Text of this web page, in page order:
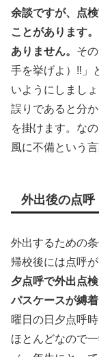
余談ですが、点
ことがあります
ありません。 そ
手を挙げよ）‼」
いようにしまし
誤りであると分
を掛けます。な
風に不備という
外出後の点呼
外出するための
帰校後には点呼が
夕点呼で外出点
パスケースが縛
曜日の日夕点呼
ほとんどなので